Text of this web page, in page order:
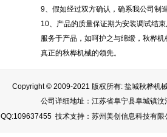
9、假如经过双方确认，确系我公司制
10、产品的质量保证期为安装调试结
服务于产品，如呵护之与绵缎，秋桦
真正的秋桦机械的领先。
Copyright © 2009-2021 版权所有: 盐城秋桦
公司详细地址：江苏省阜宁县阜城镇
QQ:109637455 技术支持：苏州美创信息科技有限